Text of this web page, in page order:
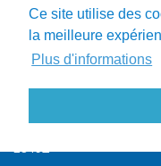
Ce site utilise des
la meilleure
Plus d'informations
Adresses entreprises
général - 2829B
Adresses entreprises
forestières - 2830Z
Adresses entreprises
travail des métaux -
Adresses entreprises